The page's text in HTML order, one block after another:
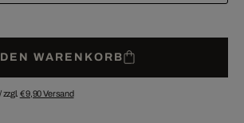
WARENKORB
zzgl. € 9,90Versand